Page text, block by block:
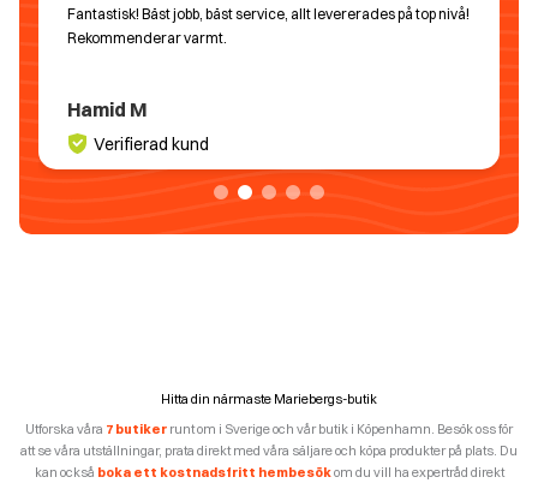
Fantastisk! Bäst jobb, bäst service, allt levererades på top nivå!
Rekommenderar varmt.
Hamid M
Verifierad kund
Hitta din närmaste Mariebergs-butik
Utforska våra 7 butiker runt om i Sverige och vår butik i Köpenhamn. Besök oss för
att se våra utställningar, prata direkt med våra säljare och köpa produkter på plats. Du
kan också boka ett kostnadsfritt hembesökom du vill ha expertråd direkt